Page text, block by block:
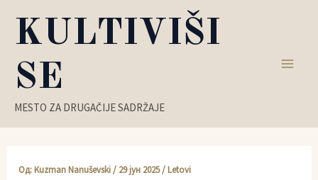
садржај
KULTIVIŠI
SE
MESTO ZA DRUGAČIJE SADRŽAJE
Од: Kuzman Nanuševski/ 29 јун 2025/ Letovi